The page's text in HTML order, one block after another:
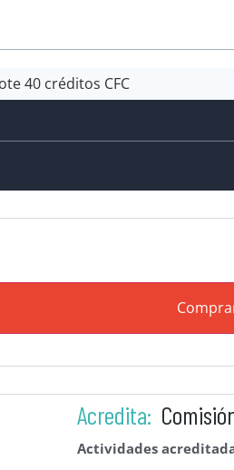
40 créditos CFC
Acredita:
Actividades